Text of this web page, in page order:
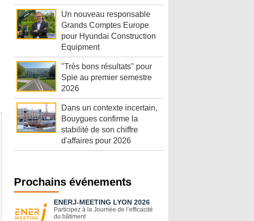
Un nouveau responsable
Grands Comptes Europe
pour Hyundai Construction
Equipment
"Très bons résultats" pour
Spie au premier semestre
2026
Dans un contexte incertain,
Bouygues confirme la
stabilité de son chiffre
d'affaires pour 2026
Prochains événements
ENERJ-MEETING LYON 2026
Participez à la Journée de l’efficacité
du bâtiment